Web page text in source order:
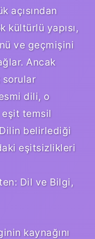
açısından
kültürlü yapısı,
ve geçmişini
Ancak
sorular
dili, o
temsil
belirlediği
eşitsizlikleri
Dil ve Bilgi,
kaynağını